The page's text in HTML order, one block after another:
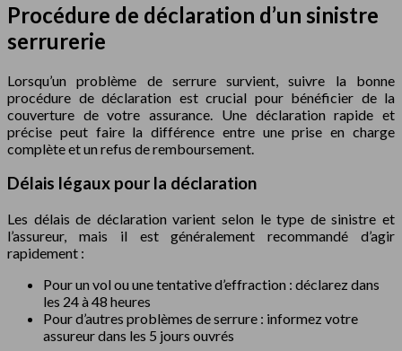
Procédure de déclaration d’un sinistre
serrurerie
Lorsqu’un problème de serrure survient, suivre la bonne
procédure de déclaration est crucial pour bénéficier de la
couverture de votre assurance. Une déclaration rapide et
précise peut faire la différence entre une prise en charge
complète et un refus de remboursement.
Délais légaux pour la déclaration
Les délais de déclaration varient selon le type de sinistre et
l’assureur, mais il est généralement recommandé d’agir
rapidement :
Pour un vol ou une tentative d’effraction : déclarez dans
les 24 à 48 heures
Pour d’autres problèmes de serrure : informez votre
assureur dans les 5 jours ouvrés